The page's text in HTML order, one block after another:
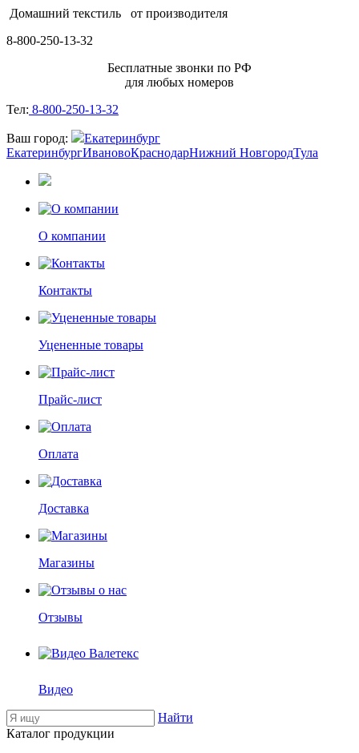
Домашний текстиль от производителя
8-800-250-13-32
Бесплатные звонки по РФ
для любых номеров
Тел: 8-800-250-13-32
Ваш город:
Екатеринбург
ЕкатеринбургИвановоКраснодарНижний НовгородТула
О компании
Контакты
Уцененные товары
Прайс-лист
Оплата
Доставка
Магазины
Отзывы
Видео
Найти
Каталог продукции